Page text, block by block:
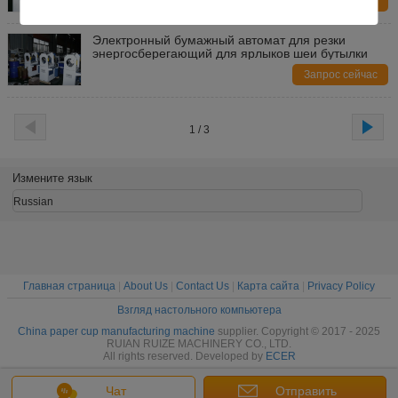
Электронный бумажный автомат для резки
энергосберегающий для ярлыков шеи бутылки
Запрос сейчас
1 / 3
Чат Отправить
Измените язык
Russian
Главная страница About Us Contact Us Карта сайта
Privacy Policy
Взгляд настольного компьютера
China paper cup manufacturing machine supplier. Copyright © 2017 - 2025
RUIAN RUIZE MACHINERY CO., LTD.
All rights reserved. Developed by ECER